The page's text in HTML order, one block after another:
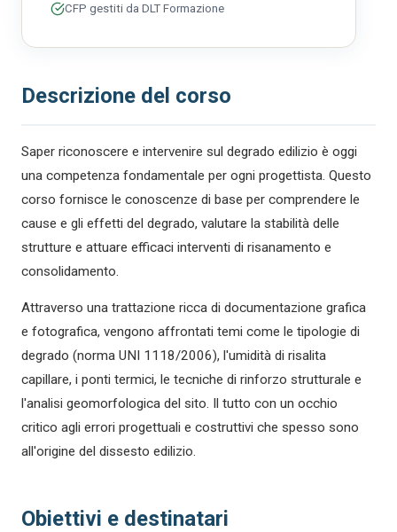
Descrizione del corso
Saper riconoscere e intervenire sul degrado edilizio è oggi
una competenza fondamentale per ogni progettista. Questo
corso fornisce le conoscenze di base per comprendere le
cause e gli effetti del degrado, valutare la stabilità delle
strutture e attuare efficaci interventi di risanamento e
consolidamento.
Attraverso una trattazione ricca di documentazione grafica
e fotografica, vengono affrontati temi come le tipologie di
degrado (norma UNI 1118/2006), l'umidità di risalita
capillare, i ponti termici, le tecniche di rinforzo strutturale e
l'analisi geomorfologica del sito. Il tutto con un occhio
critico agli errori progettuali e costruttivi che spesso sono
all'origine del dissesto edilizio.
Obiettivi e destinatari
CFP gestiti da DLT Formazione